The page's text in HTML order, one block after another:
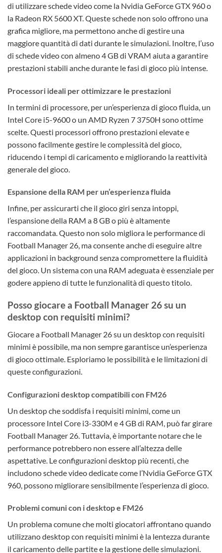
di utilizzare schede video come la Nvidia GeForce GTX 960 o
la Radeon RX 5600 XT. Queste schede non solo offrono una
grafica migliore, ma permettono anche di gestire una
maggiore quantità di dati durante le simulazioni. Inoltre, l’uso
di schede video con almeno 4 GB di VRAM aiuta a garantire
prestazioni stabili anche durante le fasi di gioco più intense.
Processori ideali per ottimizzare le prestazioni
In termini di processore, per un’esperienza di gioco fluida, un
Intel Core i5-9600 o un AMD Ryzen 7 3750H sono ottime
scelte. Questi processori offrono prestazioni elevate e
possono facilmente gestire le complessità del gioco,
riducendo i tempi di caricamento e migliorando la reattività
generale del gioco.
Espansione della RAM per un’esperienza fluida
Infine, per assicurarti che il gioco giri senza intoppi,
l’espansione della RAM a 8 GB o più è altamente
raccomandata. Questo non solo migliora le performance di
Football Manager 26, ma consente anche di eseguire altre
applicazioni in background senza compromettere la fluidità
del gioco. Un sistema con una RAM adeguata è essenziale per
godere appieno di tutte le funzionalità di questo titolo.
Posso giocare a Football Manager 26 su un
desktop con requisiti minimi?
Giocare a Football Manager 26 su un desktop con requisiti
minimi è possibile, ma non sempre garantisce un’esperienza
di gioco ottimale. Esploriamo le possibilità e le limitazioni di
queste configurazioni.
Configurazioni desktop compatibili con FM26
Un desktop che soddisfa i requisiti minimi, come un
processore Intel Core i3-330M e 4 GB di RAM, può far girare
Football Manager 26. Tuttavia, è importante notare che le
performance potrebbero non essere all’altezza delle
aspettative. Le configurazioni desktop più recenti, che
includono schede video dedicate come l’Nvidia GeForce GTX
960, possono migliorare sensibilmente l’esperienza di gioco.
Problemi comuni con i desktop e FM26
Un problema comune che molti giocatori affrontano quando
utilizzano desktop con requisiti minimi è la lentezza durante
il caricamento delle partite e la gestione delle simulazioni.